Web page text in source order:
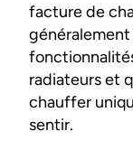
facture de
radiateurs et
chauffer
sentir.